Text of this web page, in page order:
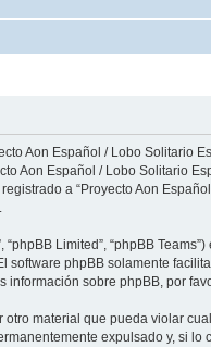
Aon Español / Lobo Solitario
Aon Español / Lobo Solitario
a “Proyecto Aon
Limited”, “phpBB
software phpBB solamente
información sobre phpBB, por
material que pueda violar
expulsado y, si